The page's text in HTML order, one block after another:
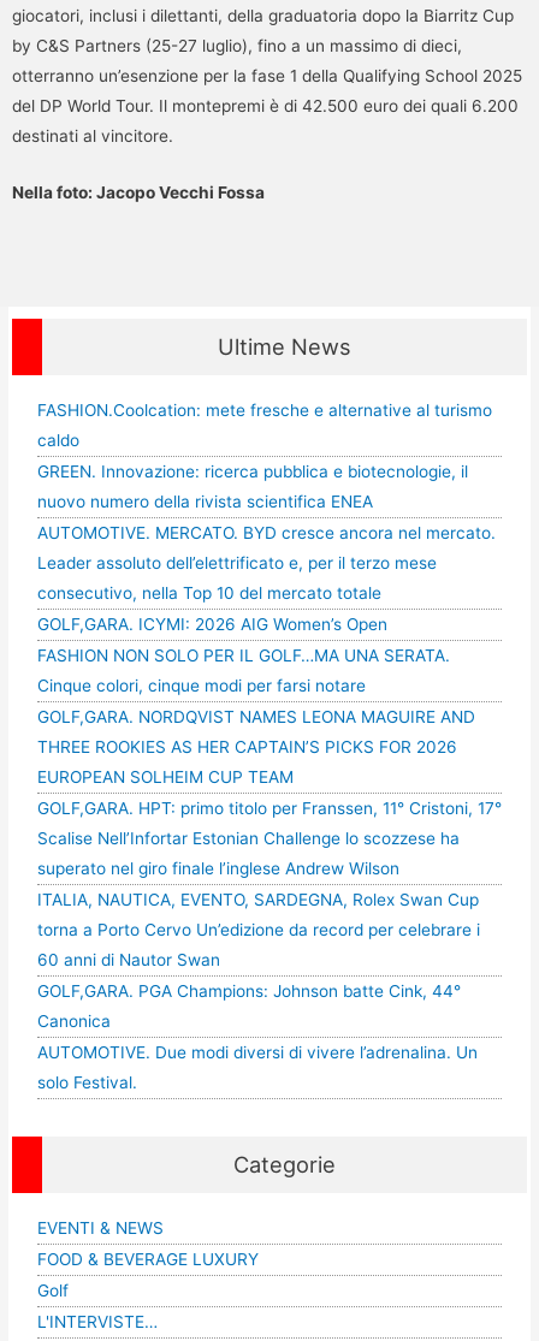
giocatori, inclusi i dilettanti, della graduatoria dopo la Biarritz Cup
by C&S Partners (25-27 luglio), fino a un massimo di dieci,
otterranno un’esenzione per la fase 1 della Qualifying School 2025
del DP World Tour. Il montepremi è di 42.500 euro dei quali 6.200
destinati al vincitore.
Nella foto: Jacopo Vecchi Fossa
Ultime News
FASHION.Coolcation: mete fresche e alternative al turismo
caldo
GREEN. Innovazione: ricerca pubblica e biotecnologie, il
nuovo numero della rivista scientifica ENEA
AUTOMOTIVE. MERCATO. BYD cresce ancora nel mercato.
Leader assoluto dell’elettrificato e, per il terzo mese
consecutivo, nella Top 10 del mercato totale
GOLF,GARA. ICYMI: 2026 AIG Women’s Open
FASHION NON SOLO PER IL GOLF…MA UNA SERATA.
Cinque colori, cinque modi per farsi notare
GOLF,GARA. NORDQVIST NAMES LEONA MAGUIRE AND
THREE ROOKIES AS HER CAPTAIN’S PICKS FOR 2026
EUROPEAN SOLHEIM CUP TEAM
GOLF,GARA. HPT: primo titolo per Franssen, 11° Cristoni, 17°
Scalise Nell’Infortar Estonian Challenge lo scozzese ha
superato nel giro finale l’inglese Andrew Wilson
ITALIA, NAUTICA, EVENTO, SARDEGNA, Rolex Swan Cup
torna a Porto Cervo Un’edizione da record per celebrare i
60 anni di Nautor Swan
GOLF,GARA. PGA Champions: Johnson batte Cink, 44°
Canonica
AUTOMOTIVE. Due modi diversi di vivere l’adrenalina. Un
solo Festival.
Categorie
EVENTI & NEWS
FOOD & BEVERAGE LUXURY
Golf
L'INTERVISTE…